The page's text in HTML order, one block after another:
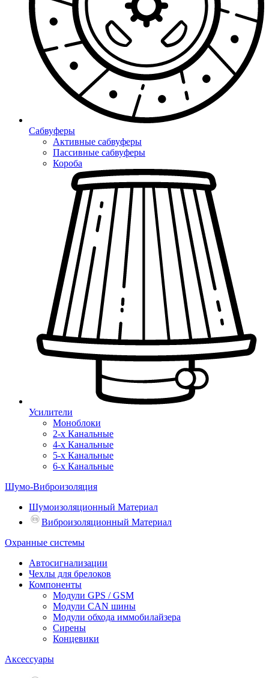
Сабвуферы
Активные сабвуферы
Пассивные сабвуферы
Короба
Усилители
Моноблоки
2-х Канальные
4-х Канальные
5-х Канальные
6-х Канальные
Шумо-Виброизоляция
Шумоизоляционный Материал
Виброизоляционный Материал
Охранные системы
Автосигнализации
Чехлы для брелоков
Компоненты
Модули GPS / GSM
Модули CAN шины
Модули обхода иммобилайзера
Сирены
Концевики
Аксессуары